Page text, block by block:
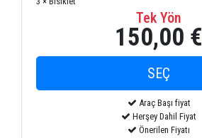
Tek Yön
150,00 €
Araç Başı fiyat
Herşey Dahil Fiyat
Önerilen Fiyatı